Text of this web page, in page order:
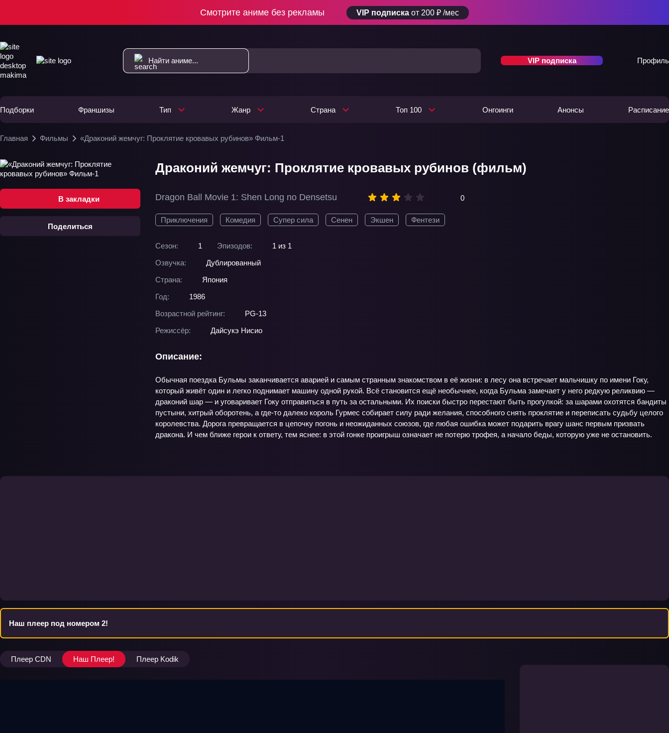
Смотрите аниме без рекламы VIP подписка от 200 ₽ /мес
VIP подписка Профиль
Подборки Франшизы Тип Жанр Страна Топ 100 Онгоинги Анонсы Расписание
Главная Фильмы «Драконий жемчуг: Проклятие кровавых рубинов» Фильм-1
В закладки
Поделиться
Драконий жемчуг: Проклятие кровавых рубинов (фильм)
Dragon Ball Movie 1: Shen Long no Densetsu 0
Приключения Комедия Супер сила Сенен Экшен Фентези
Сезон: 1 Эпизодов:
1 из 1
Озвучка:
Дублированный
Страна:
Япония
Год:
1986
Возрастной рейтинг:
PG-13
Режиссёр:
Дайсукэ Нисио
Описание:
Обычная поездка Бульмы заканчивается аварией и самым странным знакомством в её жизни: в лесу она встречает мальчишку по имени Гоку,
который живёт один и легко поднимает машину одной рукой. Всё становится ещё необычнее, когда Бульма замечает у него редкую реликвию —
драконий шар — и уговаривает Гоку отправиться в путь за остальными. Их поиски быстро перестают быть прогулкой: за шарами охотятся бандиты
пустыни, хитрый оборотень, а где-то далеко король Гурмес собирает силу ради желания, способного снять проклятие и переписать судьбу целого
королевства. Дорога превращается в цепочку погонь и неожиданных союзов, где любая ошибка может подарить врагу шанс первым призвать
дракона. И чем ближе герои к ответу, тем яснее: в этой гонке проигрыш означает не потерю трофея, а начало беды, которую уже не остановить.
Наш плеер под номером 2!
Плеер CDN Наш Плеер! Плеер Kodik